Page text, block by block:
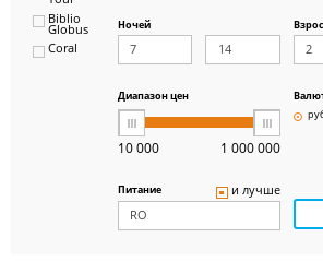
Biblio
Globus
Coral
Ночей
Диапазон цен
10 000 1 000 000
Питание и лучше